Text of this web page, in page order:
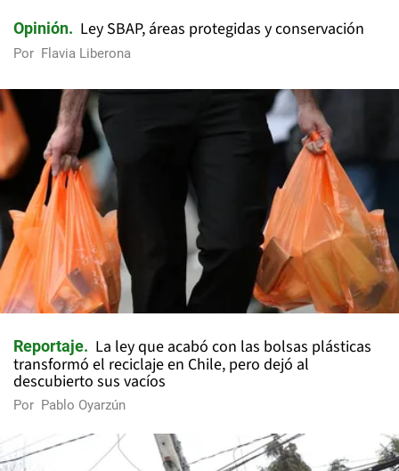
Opinión Ley SBAP, áreas protegidas y conservación
Por Flavia Liberona
Reportaje
La ley que acabó con las bolsas plásticas
transformó el reciclaje en Chile, pero dejó al
descubierto sus vacíos
Por Pablo Oyarzún